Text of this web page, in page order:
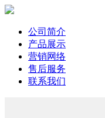
公司简介
产品展示
营销网络
售后服务
联系我们